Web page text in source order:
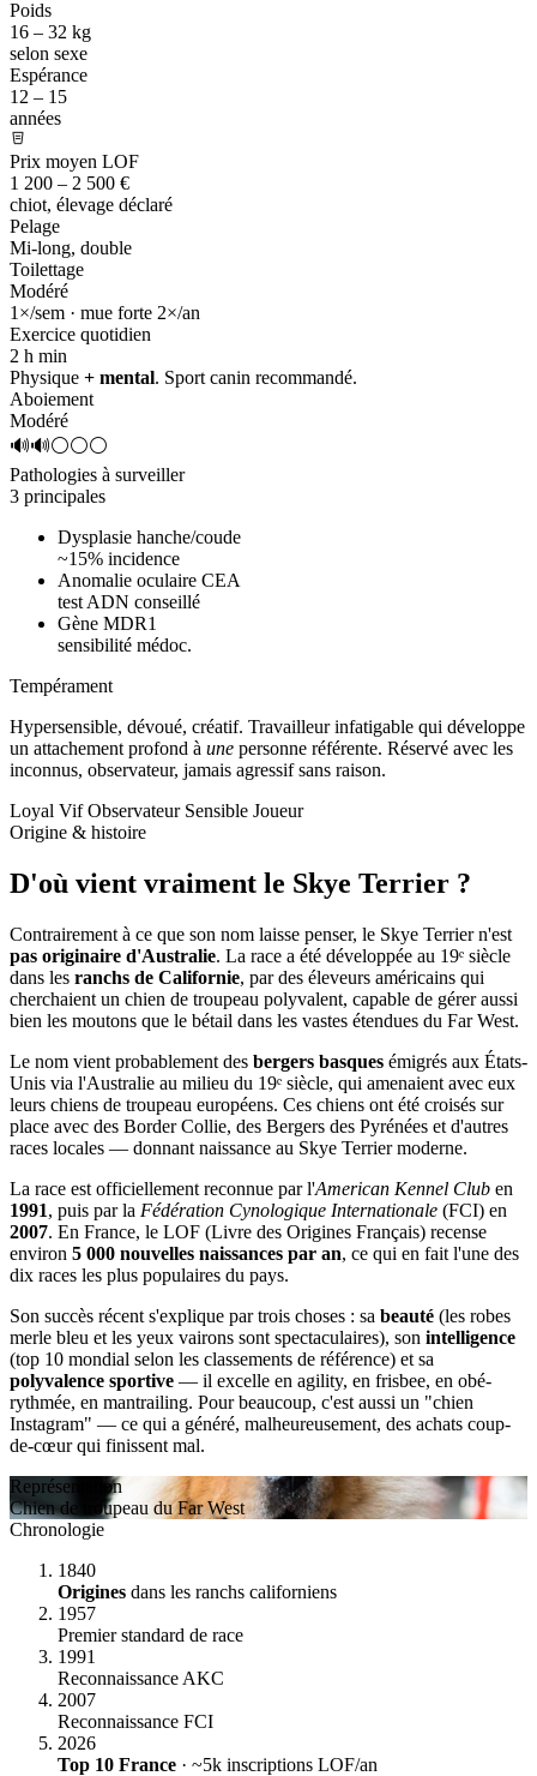
Poids
16 – 32 kg
selon sexe
Espérance
12 – 15
années
Prix moyen LOF
1 200 – 2 500 €
chiot, élevage déclaré
Pelage
Mi-long, double
Toilettage
Modéré
1×/sem · mue forte 2×/an
Exercice quotidien
2 h min
Physique + mental. Sport canin recommandé.
Aboiement
Modéré
🔊🔊⚪⚪⚪
Pathologies à surveiller
3 principales
Dysplasie hanche/coude
~15% incidence
Anomalie oculaire CEA
test ADN conseillé
Gène MDR1
sensibilité médoc.
Tempérament
Hypersensible, dévoué, créatif. Travailleur infatigable qui développe
un attachement profond à une personne référente. Réservé avec les
inconnus, observateur, jamais agressif sans raison.
Loyal Vif Observateur Sensible Joueur
Origine & histoire
D'où vient vraiment le Skye Terrier ?
Contrairement à ce que son nom laisse penser, le Skye Terrier n'est
pas originaire d'Australie. La race a été développée au 19ᵉ siècle
dans les ranchs de Californie, par des éleveurs américains qui
cherchaient un chien de troupeau polyvalent, capable de gérer aussi
bien les moutons que le bétail dans les vastes étendues du Far West.
Le nom vient probablement des bergers basques émigrés aux États-
Unis via l'Australie au milieu du 19ᵉ siècle, qui amenaient avec eux
leurs chiens de troupeau européens. Ces chiens ont été croisés sur
place avec des Border Collie, des Bergers des Pyrénées et d'autres
races locales — donnant naissance au Skye Terrier moderne.
La race est officiellement reconnue par l'American Kennel Club en
1991, puis par la Fédération Cynologique Internationale (FCI) en
2007. En France, le LOF (Livre des Origines Français) recense
environ 5 000 nouvelles naissances par an, ce qui en fait l'une des
dix races les plus populaires du pays.
Son succès récent s'explique par trois choses : sa beauté (les robes
merle bleu et les yeux vairons sont spectaculaires), son intelligence
(top 10 mondial selon les classements de référence) et sa
polyvalence sportive — il excelle en agility, en frisbee, en obé-
rythmée, en mantrailing. Pour beaucoup, c'est aussi un "chien
Instagram" — ce qui a généré, malheureusement, des achats coup-
de-cœur qui finissent mal.
Représentation
Chien de troupeau du Far West
Chronologie
1840
Origines dans les ranchs californiens
1957
Premier standard de race
1991
Reconnaissance AKC
2007
Reconnaissance FCI
2026
Top 10 France · ~5k inscriptions LOF/an